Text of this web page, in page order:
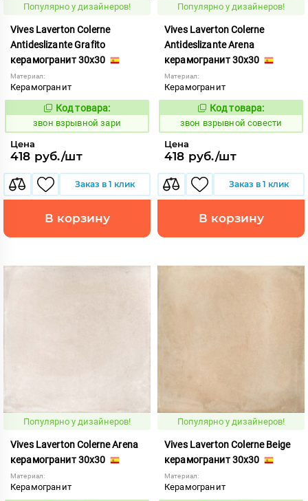
Популярно у дизайнеров!
Vives Laverton Colerne
Antideslizante Grafito
керамогранит 30x30
Материал:
Керамогранит
454903
Код товара:
звон взрывной зари
Цена
418 руб./шт
Заказ в 1 клик
В корзину
Популярно у дизайнеров!
Vives Laverton Colerne
Antideslizante Arena
керамогранит 30x30
Материал:
Керамогранит
454898
Код товара:
звон взрывной совести
Цена
418 руб./шт
Заказ в 1 клик
В корзину
Популярно у дизайнеров!
Vives Laverton Colerne Arena
керамогранит 30x30
Материал:
Керамогранит
Популярно у дизайнеров!
Vives Laverton Colerne Beige
керамогранит 30x30
Материал:
Керамогранит